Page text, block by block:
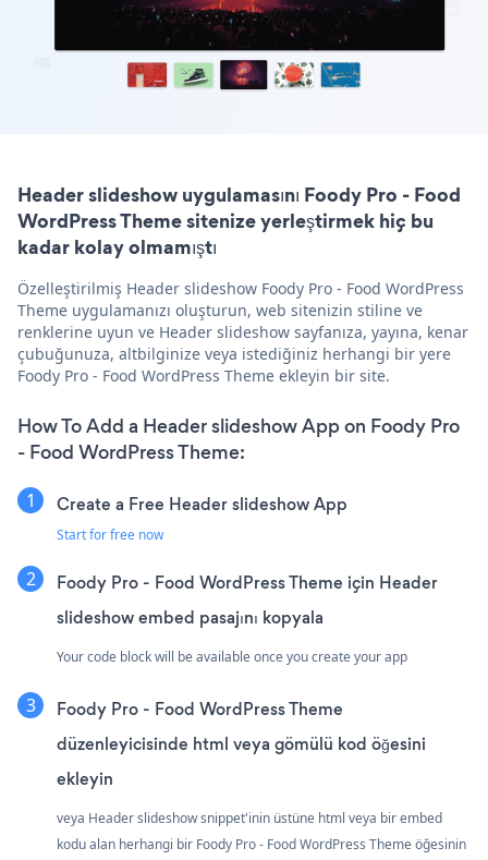
Header slideshow uygulamasını Foody Pro - Food
WordPress Theme sitenize yerleştirmek hiç bu
kadar kolay olmamıştı
Özelleştirilmiş Header slideshow Foody Pro - Food WordPress
Theme uygulamanızı oluşturun, web sitenizin stiline ve
renklerine uyun ve Header slideshow sayfanıza, yayına, kenar
çubuğunuza, altbilginize veya istediğiniz herhangi bir yere
Foody Pro - Food WordPress Theme ekleyin bir site.
How To Add a Header slideshow App on Foody Pro
- Food WordPress Theme:
Create a Free Header slideshow App
Start for free now
Foody Pro - Food WordPress Theme için Header
slideshow embed pasajını kopyala
Your code block will be available once you create your app
Foody Pro - Food WordPress Theme
düzenleyicisinde html veya gömülü kod öğesini
ekleyin
veya Header slideshow snippet'inin üstüne html veya bir embed
kodu alan herhangi bir Foody Pro - Food WordPress Theme öğesinin